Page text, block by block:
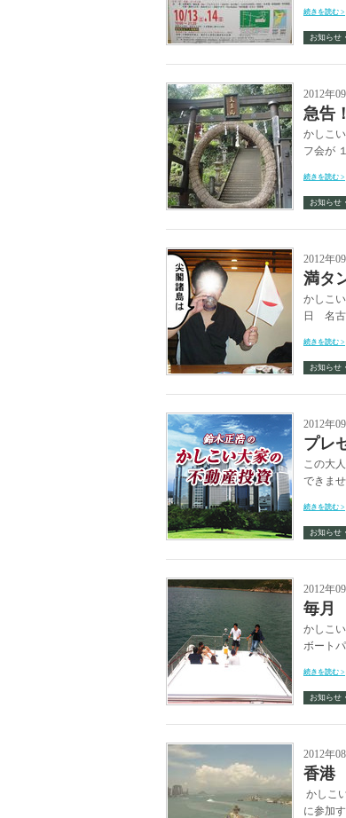
続きを読む >
お知らせ
2012年
急告
かしこ
フ会が
続きを読む >
お知らせ
2012年
満タ
かしこ
日 名
続きを読む >
お知らせ
2012年
プレ
この大
できま
続きを読む >
お知らせ
2012年
毎月
かしこ
ボート
続きを読む >
お知らせ
2012年
香港
かしこ
に参加